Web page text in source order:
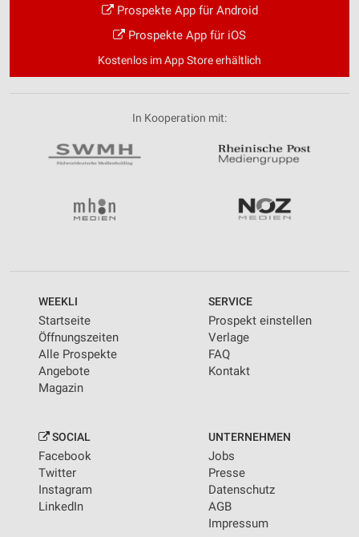
Prospekte App für Android
Prospekte App für iOS
Kostenlos im App Store erhältlich
In Kooperation mit:
WEEKLI
Startseite
Öffnungszeiten
Alle Prospekte
Angebote
Magazin
SERVICE
Prospekt einstellen
Verlage
FAQ
Kontakt
SOCIAL
Facebook
Twitter
Instagram
LinkedIn
UNTERNEHMEN
Jobs
Presse
Datenschutz
AGB
Impressum